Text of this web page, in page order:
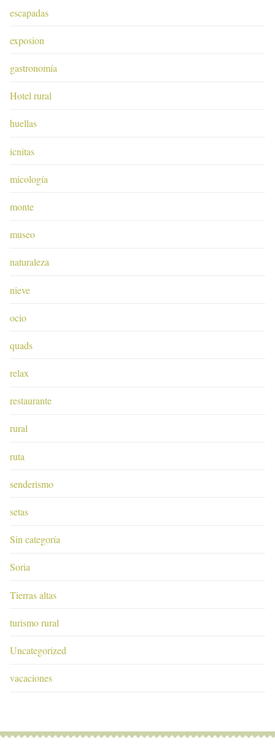
escapadas
exposion
gastronomía
Hotel rural
huellas
icnitas
micología
monte
museo
naturaleza
nieve
ocio
quads
relax
restaurante
rural
ruta
senderismo
setas
Sin categoría
Soria
Tierras altas
turismo rural
Uncategorized
vacaciones